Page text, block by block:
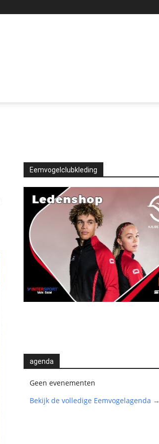
Eemvogelclubkleding
agenda
Geen evenementen
Bekijk de volledige Eemvogelagenda →